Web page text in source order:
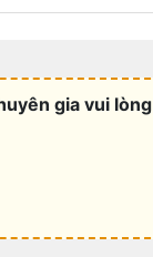
gia vui lòng